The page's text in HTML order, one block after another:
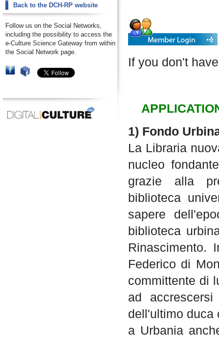
Back to the DCH-RP website
Follow us on the Social Networks,
including the possibility to access the
e-Culture Science Gateway from within
the Social Network page.
If you don't
1) Fondo
La Libraria
nucleo
grazie alla
biblioteca
sapere
biblioteca
Rinascimento.
Federico di
committente di
ad
dell'ultimo duca
a Urbania